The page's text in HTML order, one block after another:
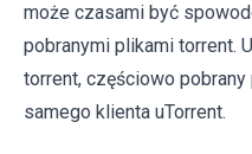
może czasami być
pobranymi plikami torrent.
torrent, częściowo
samego klienta uTorrent.